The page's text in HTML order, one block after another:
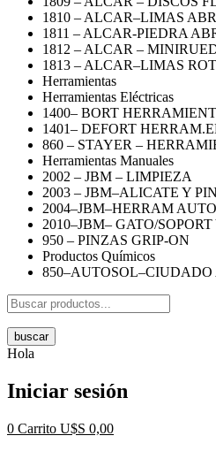
1810 – ALCAR–LIMAS
1811 – ALCAR-PIEDRA
1812 – ALCAR –
1813 – ALCAR–LIMAS
Herramientas
Herramientas Eléctricas
1400– BORT
1401– DEFORT
860 – STAYER –
Herramientas Manuales
2002 – JBM – LIMPIEZA
2003 – JBM–ALICATE Y
2004–JBM–HERRAM
2010–JBM– GATO/
950 – PINZAS GRIP-ON
Productos Químicos
buscar
Hola
Iniciar sesión
0 Carrito U$S 0,00